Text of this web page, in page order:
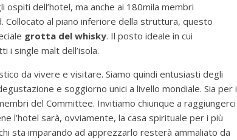
dell’hotel, ma anche ai 180mila membri
Collocato al piano inferiore della struttura, questo
grotta del whisky. Il posto ideale in cui
single malt dell’isola.
da vivere e visitare. Siamo quindi entusiasti degli
e soggiorno unici a livello mondiale. Sia per i
del Committee. Invitiamo chiunque a raggiungerci
l’hotel sarà, ovviamente, la casa spirituale per i più
sta imparando ad apprezzarlo resterà ammaliato da